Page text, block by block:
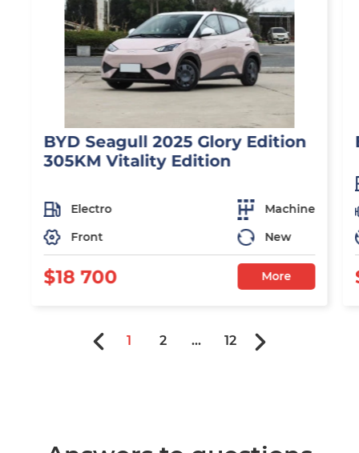
BYD Seagull 2025 Glory Edition
305KM Vitality Edition
Electro
Machine
Front
New
$18 700 More
1 2 ... 12